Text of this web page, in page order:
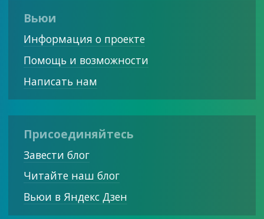
Вьюи
Информация о проекте
Помощь и возможности
Написать нам
Присоединяйтесь
Завести блог
Читайте наш блог
Вьюи в Яндекс Дзен